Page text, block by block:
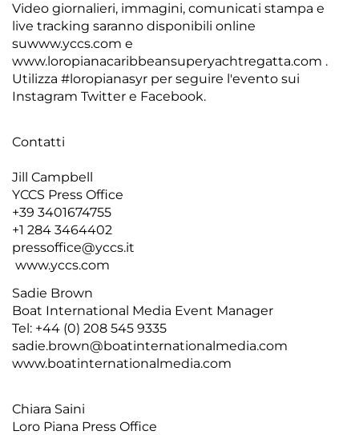
Video giornalieri, immagini, comunicati stampa e
live tracking saranno disponibili online
suwww.yccs.com e
www.loropianacaribbeansuperyachtregatta.com .
Utilizza #loropianasyr per seguire l'evento sui
Instagram Twitter e Facebook.
Contatti
Jill Campbell
YCCS Press Office
+39 3401674755
+1 284 3464402
pressoffice@yccs.it
www.yccs.com
Sadie Brown
Boat International Media Event Manager
Tel: +44 (0) 208 545 9335
sadie.brown@boatinternationalmedia.com
www.boatinternationalmedia.com
Chiara Saini
Loro Piana Press Office